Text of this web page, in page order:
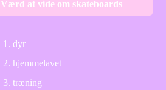
Værd at vide om skateboards
dyr
hjemmelavet
træning